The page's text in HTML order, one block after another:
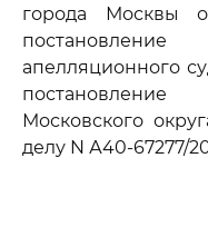
города Москвы
постановление
апелляционного
Московского
делу N А40-67277/